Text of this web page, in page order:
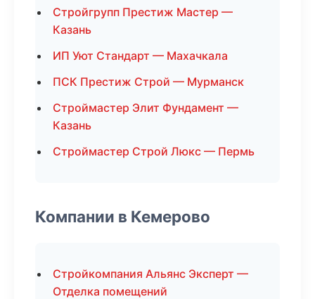
Стройгрупп Престиж Мастер —
Казань
ИП Уют Стандарт — Махачкала
ПСК Престиж Строй — Мурманск
Строймастер Элит Фундамент —
Казань
Строймастер Строй Люкс — Пермь
Компании в Кемерово
Стройкомпания Альянс Эксперт —
Отделка помещений